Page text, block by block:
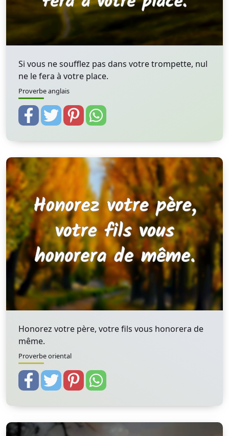
Si vous ne soufflez pas dans votre trompette, nul
ne le fera à votre place.
Proverbe anglais
Honorez votre père, votre fils vous honorera de
même.
Proverbe oriental